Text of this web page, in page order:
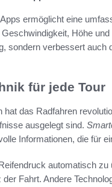
ermöglicht eine
Höhe
sondern verbessert auch
für jede Tour
das Radfahren
ausgelegt sind.
Informationen, die für
automatisch
Fahrt. Andere